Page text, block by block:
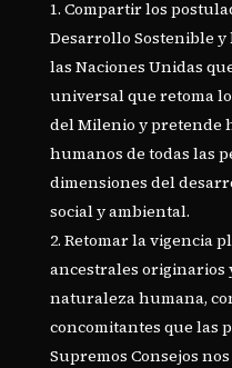
Compartir los
Desarrollo Sostenible y
las Naciones Unidas
universal que retoma
del Milenio y pretende
humanos de todas las
dimensiones del
social y ambiental.
Retomar la vigencia
ancestrales originarios
naturaleza humana,
concomitantes que las
Supremos Consejos